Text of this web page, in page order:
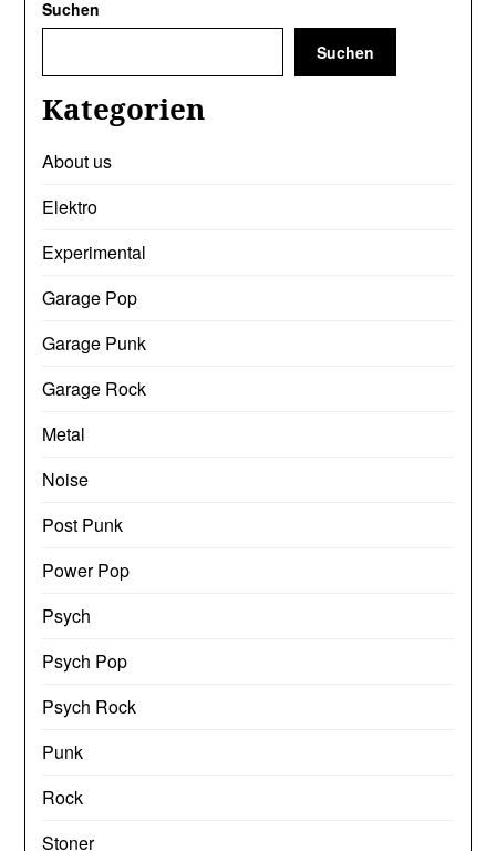
Suchen
Suchen
Kategorien
About us
Elektro
Experimental
Garage Pop
Garage Punk
Garage Rock
Metal
Noise
Post Punk
Power Pop
Psych
Psych Pop
Psych Rock
Punk
Rock
Stoner